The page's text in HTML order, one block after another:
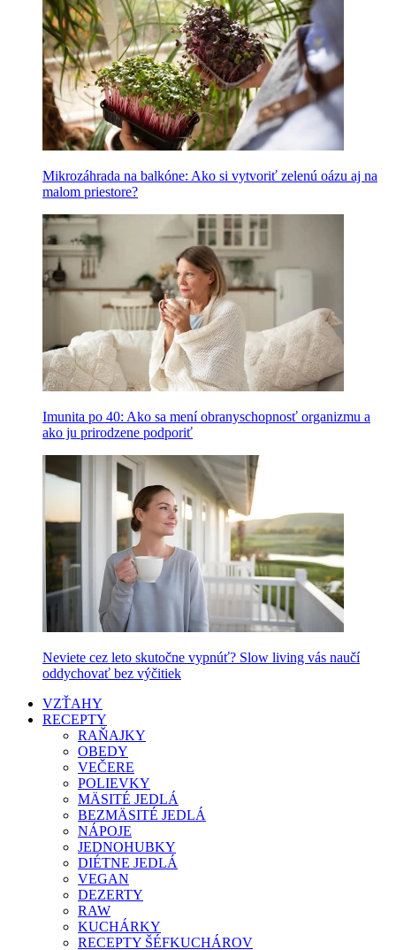
Mikrozáhrada na balkóne: Ako si vytvoriť zelenú oázu aj na
malom priestore?
Imunita po 40: Ako sa mení obranyschopnosť organizmu a
ako ju prirodzene podporiť
Neviete cez leto skutočne vypnúť? Slow living vás naučí
oddychovať bez výčitiek
VZŤAHY
RECEPTY
RAŇAJKY
OBEDY
VEČERE
POLIEVKY
MÄSITÉ JEDLÁ
BEZMÄSITÉ JEDLÁ
NÁPOJE
JEDNOHUBKY
DIÉTNE JEDLÁ
VEGAN
DEZERTY
RAW
KUCHÁRKY
RECEPTY ŠÉFKUCHÁROV